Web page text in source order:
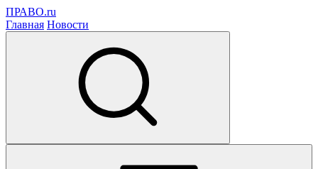
ПРАВО.ru
Главная Новости